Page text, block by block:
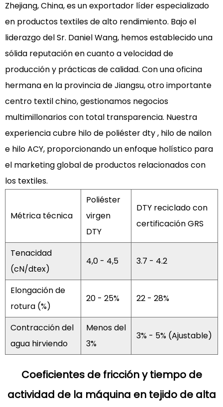
control
de
contracción
térmica
3.1
¿Cuál
es
el
impacto
de
certificación
GRS
en
de
B2B?
4
Preguntas
frecuentes
4.1
¿El
DTY
reciclado
certificado
por
es
Zhejiang, China, es un exportador líder especializado
en productos textiles de alto rendimiento. Bajo el
liderazgo del Sr. Daniel Wang, hemos establecido una
sólida reputación en cuanto a velocidad de
producción y prácticas de calidad. Con una oficina
hermana en la provincia de Jiangsu, otro importante
centro textil chino, gestionamos negocios
multimillonarios con total transparencia. Nuestra
experiencia cubre hilo de poliéster dty, hilo de nailon
e hilo ACY, proporcionando un enfoque holístico para
el marketing global de productos relacionados con
los textiles.
Métrica técnica
Poliéster
virgen
DTY
DTY reciclado con
certificación GRS
Tenacidad
(cN/dtex)
4,0 - 4,5 3.7 - 4.2
Elongación de
rotura (%)
20 - 25% 22 - 28%
Contracción del
agua hirviendo
Menos del
3%
3% - 5% (Ajustable)
Coeficientes de fricción y tiempo de
actividad de la máquina en tejido de alta